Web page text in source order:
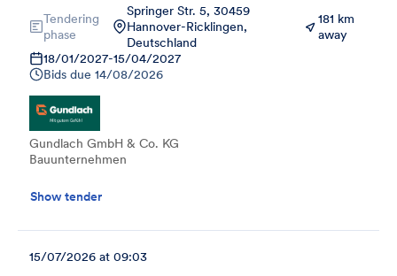
Tendering
phase
Springer Str. 5, 30459
Hannover-Ricklingen,
Deutschland
181 km
away
18/01/2027-15/04/2027
Bids due 14/08/2026
Gundlach GmbH & Co. KG
Bauunternehmen
Show tender
15/07/2026 at 09:03